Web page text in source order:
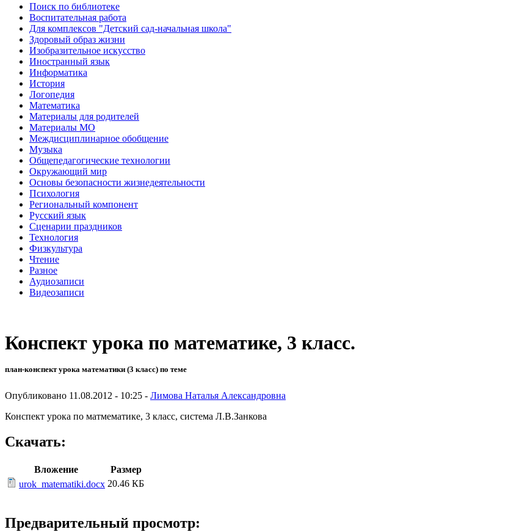
Поиск по библиотеке
Воспитательная работа
Для комплексов "Детский сад-начальная школа"
Здоровый образ жизни
Изобразительное искусство
Иностранный язык
Информатика
История
Логопедия
Математика
Материалы для родителей
Материалы МО
Междисциплинарное обобщение
Музыка
Общепедагогические технологии
Окружающий мир
Основы безопасности жизнедеятельности
Психология
Региональный компонент
Русский язык
Сценарии праздников
Технология
Физкультура
Чтение
Разное
Аудиозаписи
Видеозаписи
Конспект урока по математике, 3 класс.
план-конспект урока математики (3 класс) по теме
Опубликовано 11.08.2012 - 10:25 - Лимова Наталья Александровна
Конспект урока по матмематике, 3 класс, система Л.В.Занкова
Скачать:
Вложение
Размер
urok_matematiki.docx 20.46 КБ
Предварительный просмотр: